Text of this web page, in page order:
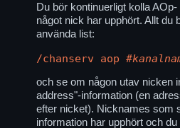
Du bör kontinuerligt kolla AOp-
något nick har upphört. Allt du
använda list:
/chanserv aop
och se om någon utav nicken
address"-information (en
efter nicket). Nicknames som
information har upphört och